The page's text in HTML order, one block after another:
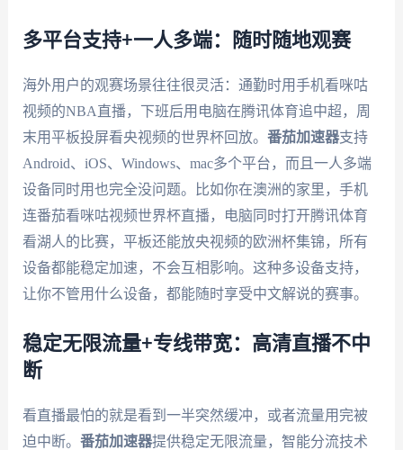
多平台支持+一人多端：随时随地观赛
海外用户的观赛场景往往很灵活：通勤时用手机看咪咕
视频的NBA直播，下班后用电脑在腾讯体育追中超，周
末用平板投屏看央视频的世界杯回放。 番茄加速器支持
Android、iOS、Windows、mac多个平台，而且一人多端
设备同时用也完全没问题。比如你在澳洲的家里，手机
连番茄看咪咕视频世界杯直播，电脑同时打开腾讯体育
看湖人的比赛，平板还能放央视频的欧洲杯集锦，所有
设备都能稳定加速，不会互相影响。这种多设备支持，
让你不管用什么设备，都能随时享受中文解说的赛事。
稳定无限流量+专线带宽：高清直播不中
断
看直播最怕的就是看到一半突然缓冲，或者流量用完被
迫中断。 番茄加速器提供稳定无限流量，智能分流技术